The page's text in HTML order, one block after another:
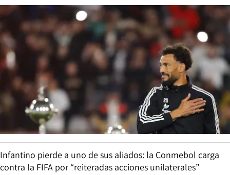
Infantino pierde a uno de sus aliados: la Conmebol carga
contra la FIFA por “reiteradas acciones unilaterales”